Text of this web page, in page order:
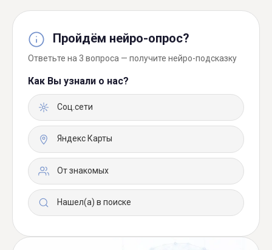
Пройдём нейро-опрос?
Ответьте на 3 вопроса — получите нейро-подсказку
Как Вы узнали о нас?
Соц.сети
Яндекс Карты
От знакомых
Нашел(а) в поиске